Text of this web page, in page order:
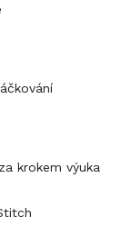
krokem výuka